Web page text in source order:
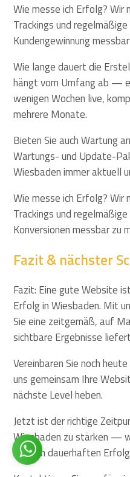
Wie messe ich Erfolg?
Trackings und
Kundengewinnung
Wie lange dauert die
hängt vom Umfang ab —
wenigen Wochen live,
mehrere Monate.
Bieten Sie auch Wartung
Wartungs- und Update-
Wiesbaden immer aktuell
Wie messe ich Erfolg?
Trackings und
Konversionen messbar zu
Fazit & nächster
Fazit: Eine gute Website
Erfolg in Wiesbaden. Mit
Sie eine zeitgemäß, auf
sichtbare Ergebnisse
Vereinbaren Sie noch
uns gemeinsam Ihre
nächste Level heben.
Jetzt ist der richtige
Wiesbaden zu stärken —
bis zum dauerhaften